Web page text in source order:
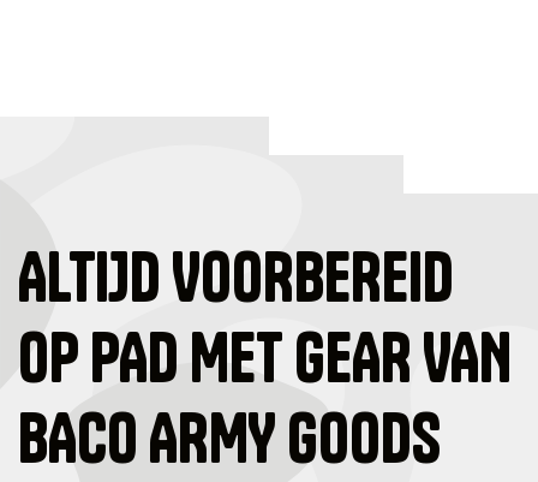
ALTIJD VOORBEREID
OP PAD MET GEAR VAN
BACO ARMY GOODS